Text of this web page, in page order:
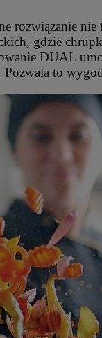
rozwiązanie
gdzie
DUAL
Pozwala to